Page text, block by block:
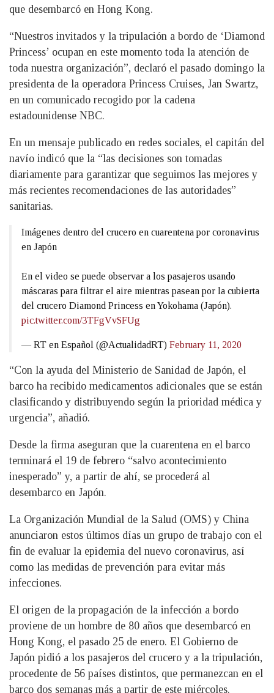
que desembarcó en Hong Kong.
“Nuestros invitados y la tripulación a bordo de ‘Diamond
Princess’ ocupan en este momento toda la atención de
toda nuestra organización”, declaró el pasado domingo la
presidenta de la operadora Princess Cruises, Jan Swartz,
en un comunicado recogido por la cadena
estadounidense NBC.
En un mensaje publicado en redes sociales, el capitán del
navío indicó que la “las decisiones son tomadas
diariamente para garantizar que seguimos las mejores y
más recientes recomendaciones de las autoridades”
sanitarias.
Imágenes dentro del crucero en cuarentena por coronavirus
en Japón
En el video se puede observar a los pasajeros usando
máscaras para filtrar el aire mientras pasean por la cubierta
del crucero Diamond Princess en Yokohama (Japón).
pic.twitter.com/3TFgVvSFUg
— RT en Español (@ActualidadRT) February 11, 2020
“Con la ayuda del Ministerio de Sanidad de Japón, el
barco ha recibido medicamentos adicionales que se están
clasificando y distribuyendo según la prioridad médica y
urgencia”, añadió.
Desde la firma aseguran que la cuarentena en el barco
terminará el 19 de febrero “salvo acontecimiento
inesperado” y, a partir de ahí, se procederá al
desembarco en Japón.
La Organización Mundial de la Salud (OMS) y China
anunciaron estos últimos días un grupo de trabajo con el
fin de evaluar la epidemia del nuevo coronavirus, así
como las medidas de prevención para evitar más
infecciones.
El origen de la propagación de la infección a bordo
proviene de un hombre de 80 años que desembarcó en
Hong Kong, el pasado 25 de enero. El Gobierno de
Japón pidió a los pasajeros del crucero y a la tripulación,
procedente de 56 países distintos, que permanezcan en el
barco dos semanas más a partir de este miércoles.